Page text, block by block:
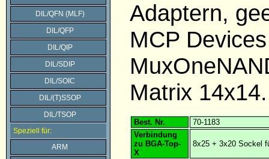
DIL/QFN (MLF)
DIL/QFP
DIL/QIP
DIL/SDIP
DIL/SOIC
DIL/(T)SSOP
DIL/TSOP
Speziell für:
ARM
Adaptern,
MCP
Matrix 14x14.
Best. Nr.
70-1183
Verbindung
zu BGA-Top-
X
8x25 + 3x20 Sockel